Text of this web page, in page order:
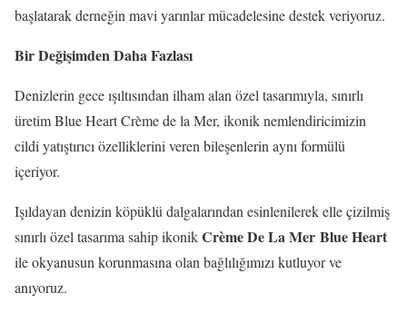
başlatarak derneğin mavi yarınlar mücadelesine destek veriyoruz.
Bir Değişimden Daha Fazlası
Denizlerin gece ışıltısından ilham alan özel tasarımıyla, sınırlı
üretim Blue Heart Crème de la Mer, ikonik nemlendiricimizin
cildi yatıştırıcı özelliklerini veren bileşenlerin aynı formülü
içeriyor.
Işıldayan denizin köpüklü dalgalarından esinlenilerek elle çizilmiş
sınırlı özel tasarıma sahip ikonikCrème De La Mer Blue Heart
ile okyanusun korunmasına olan bağlılığımızı kutluyor ve
anıyoruz.